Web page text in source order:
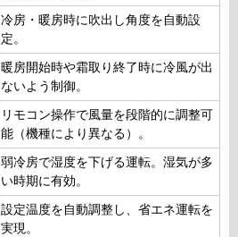
冷房・暖房時に吹出し角度を自動設
定。
暖房開始時や霜取り終了時に冷風が出
ないよう制御。
リモコン操作で風量を段階的に調整可
能（機種により異なる）。
弱冷房で湿度を下げる運転。湿気が多
い時期に有効。
設定温度を自動調整し、省エネ運転を
実現。